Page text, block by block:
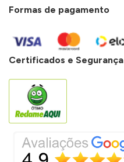
Formas de pagamento
Certificados e Segurança